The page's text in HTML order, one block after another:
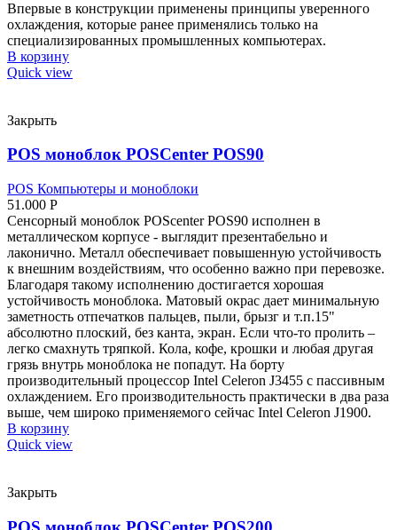
Впервые в конструкции применены принципы уверенного
охлаждения, которые ранее применялись только на
специализированных промышленных компьютерах.
В корзину
Quick view
Закрыть
POS моноблок POSCenter POS90
POS Компьютеры и моноблоки
51.000 Р
Сенсорный моноблок POScenter POS90 исполнен в
металлическом корпусе - выглядит презентабельно и
лаконично. Металл обеспечивает повышенную устойчивость
к внешним воздействиям, что особенно важно при перевозке.
Благодаря такому исполнению достигается хорошая
устойчивость моноблока. Матовый окрас дает минимальную
заметность отпечатков пальцев, пыли, брызг и т.п.15"
абсолютно плоский, без канта, экран. Если что-то пролить –
легко смахнуть тряпкой. Кола, кофе, крошки и любая другая
грязь внутрь моноблока не попадут. На борту
производительный процессор Intel Celeron J3455 с пассивным
охлаждением. Его производительность практически в два раза
выше, чем широко применяемого сейчас Intel Celeron J1900.
В корзину
Quick view
Закрыть